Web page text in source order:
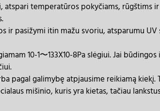
atspari temperatūros pokyčiams, rūgštims
ir pasižymi itin mažu svoriu, atsparumu
10-1〜133X10-8Pa slėgiui. Jai
pagal galimybę atpjausime reikiamą
mišinio, kuris yra kietas, tačiau